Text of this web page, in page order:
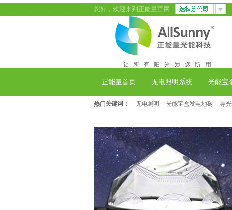
您好，欢迎来到正能量官网！
正能量首页 无电照明系统 光能宝
热门关键词： 无电照明 光能宝盒发电地砖 导